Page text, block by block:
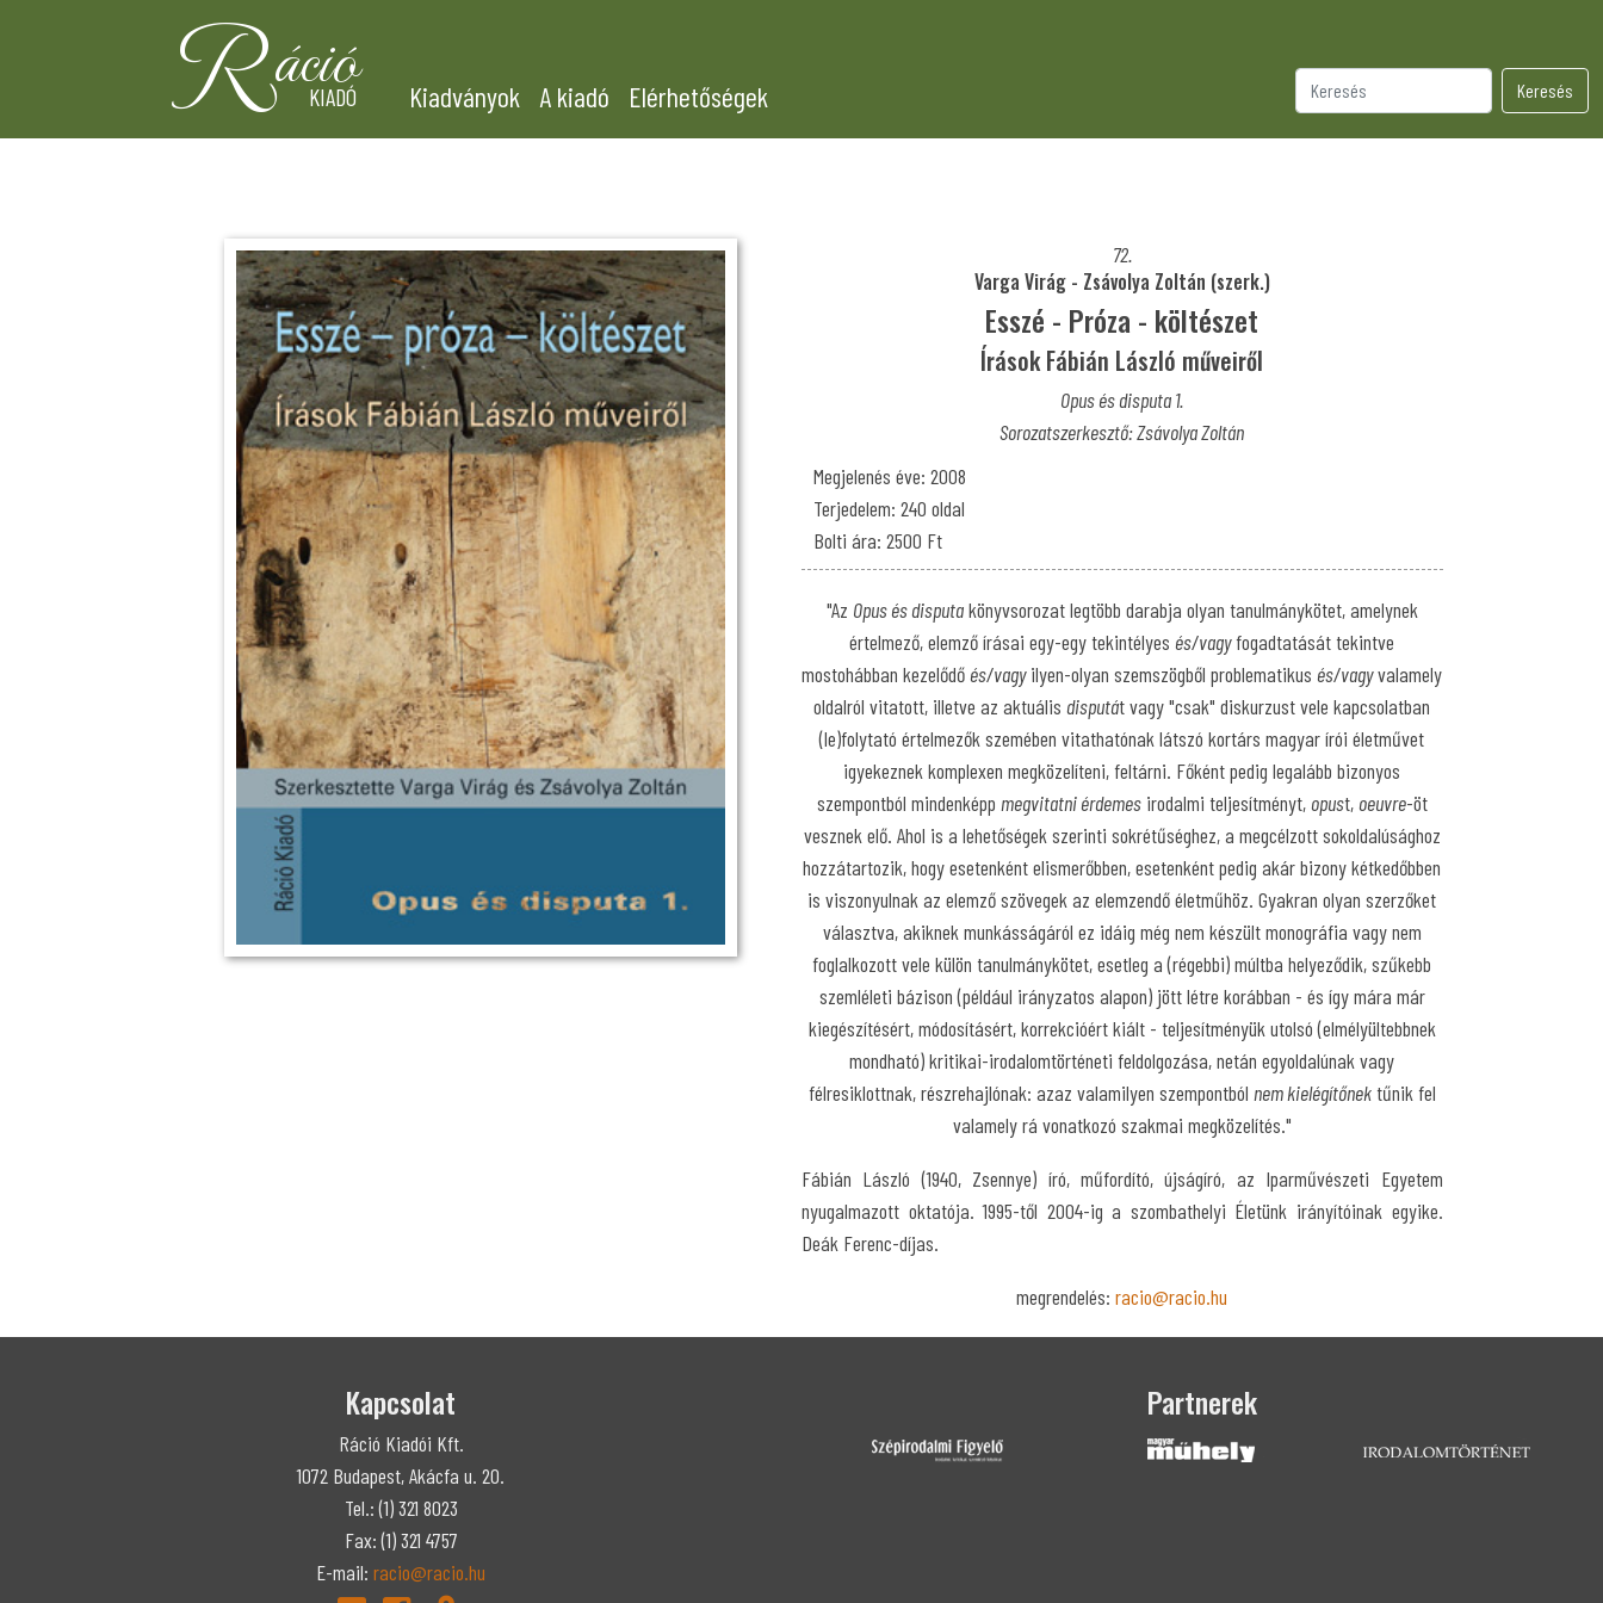
Ráció
KIADÓ Kiadványok A kiadó Elérhetőségek Keresés
72.
Varga Virág - Zsávolya Zoltán (szerk.)
Esszé - Próza - költészet
Írások Fábián László műveiről
Opus és disputa 1.
Sorozatszerkesztő: Zsávolya Zoltán
Megjelenés éve: 2008
Terjedelem: 240 oldal
Bolti ára: 2500 Ft
"Az Opus és disputakönyvsorozat legtöbb darabja olyan tanulmánykötet, amelynek
értelmező, elemző írásai egy-egy tekintélyesés/vagyfogadtatását tekintve
mostohábban kezelődőés/vagyilyen-olyan szemszögből problematikusés/vagyvalamely
oldalról vitatott, illetve az aktuálisdisputát vagy "csak" diskurzust vele kapcsolatban
(le)folytató értelmezők szemében vitathatónak látszó kortárs magyar írói életművet
igyekeznek komplexen megközelíteni, feltárni. Főként pedig legalább bizonyos
szempontból mindenképp megvitatni érdemesirodalmi teljesítményt,opust,oeuvre-öt
vesznek elő. Ahol is a lehetőségek szerinti sokrétűséghez, a megcélzott sokoldalúsághoz
hozzátartozik, hogy esetenként elismerőbben, esetenként pedig akár bizony kétkedőbben
is viszonyulnak az elemző szövegek az elemzendő életműhöz. Gyakran olyan szerzőket
választva, akiknek munkásságáról ez idáig még nem készült monográfia vagy nem
foglalkozott vele külön tanulmánykötet, esetleg a (régebbi) múltba helyeződik, szűkebb
szemléleti bázison (például irányzatos alapon) jött létre korábban - és így mára már
kiegészítésért, módosításért, korrekcióért kiált - teljesítményük utolsó (elmélyültebbnek
mondható) kritikai-irodalomtörténeti feldolgozása, netán egyoldalúnak vagy
félresiklottnak, részrehajlónak: azaz valamilyen szempontból nem kielégítőnektűnik fel
valamely rá vonatkozó szakmai megközelítés."
Fábián László (1940, Zsennye) író, műfordító, újságíró, az Iparművészeti Egyetem
nyugalmazott oktatója. 1995-től 2004-ig a szombathelyi Életünk irányítóinak egyike.
Deák Ferenc-díjas.
megrendelés:racio@racio.hu
Kapcsolat
Ráció Kiadói Kft.
1072 Budapest, Akácfa u. 20.
Tel.: (1) 321 8023
Fax: (1) 321 4757
E-mail: racio@racio.hu
Partnerek